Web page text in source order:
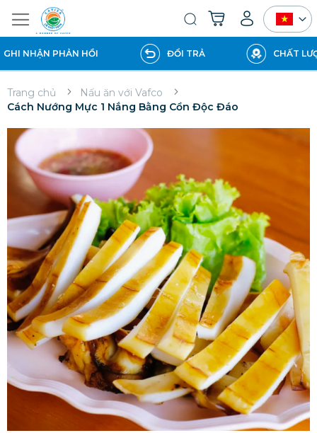
kiếm
Giỏ hàng của tôi
NHẬN PHẢN HỒI ĐỔI TRẢ CHẤT LƯỢNG
Trang chủ
Nấu ăn với Vafco
Cách Nướng Mực 1 Nắng Bằng Cồn Độc Đáo